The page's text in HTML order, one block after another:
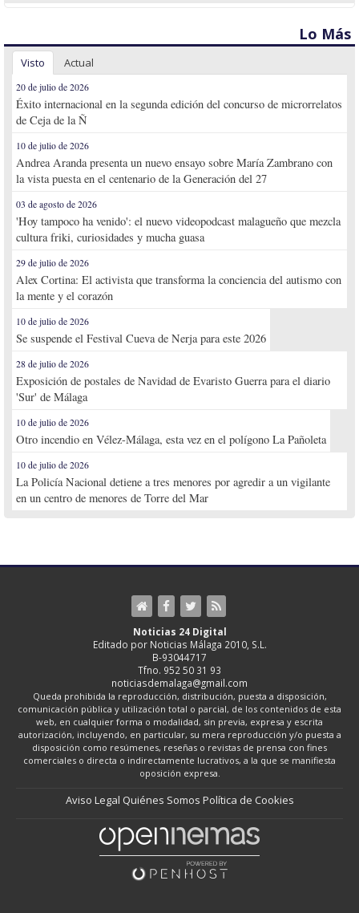
Lo Más
Visto Actual
20 de julio de 2026
Éxito internacional en la segunda edición del concurso de microrrelatos
de Ceja de la Ñ
10 de julio de 2026
Andrea Aranda presenta un nuevo ensayo sobre María Zambrano con
la vista puesta en el centenario de la Generación del 27
03 de agosto de 2026
'Hoy tampoco ha venido': el nuevo videopodcast malagueño que mezcla
cultura friki, curiosidades y mucha guasa
29 de julio de 2026
Alex Cortina: El activista que transforma la conciencia del autismo con
la mente y el corazón
10 de julio de 2026
Se suspende el Festival Cueva de Nerja para este 2026
28 de julio de 2026
Exposición de postales de Navidad de Evaristo Guerra para el diario
'Sur' de Málaga
10 de julio de 2026
Otro incendio en Vélez-Málaga, esta vez en el polígono La Pañoleta
10 de julio de 2026
La Policía Nacional detiene a tres menores por agredir a un vigilante
en un centro de menores de Torre del Mar
Noticias 24 Digital
Editado por Noticias Málaga 2010, S.L.
B-93044717
Tfno. 952 50 31 93
noticiasdemalaga@gmail.com
Queda prohibida la reproducción, distribución, puesta a disposición,
comunicación pública y utilización total o parcial, de los contenidos de esta
web, en cualquier forma o modalidad, sin previa, expresa y escrita
autorización, incluyendo, en particular, su mera reproducción y/o puesta a
disposición como resúmenes, reseñas o revistas de prensa con fines
comerciales o directa o indirectamente lucrativos, a la que se manifiesta
oposición expresa.
Aviso Legal Quiénes Somos Política de Cookies